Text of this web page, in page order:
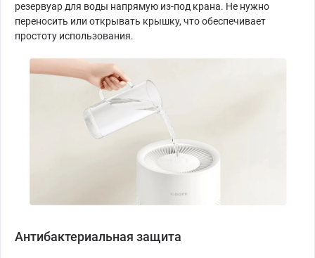
резервуар для воды напрямую из-под крана. Не нужно
переносить или открывать крышку, что обеспечивает
простоту использования.
Антибактериальная защита